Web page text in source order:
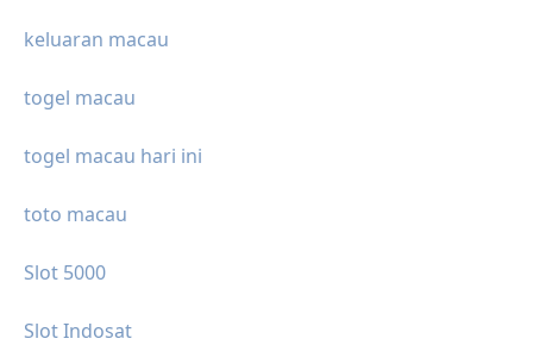
keluaran macau
togel macau
togel macau hari ini
toto macau
Slot 5000
Slot Indosat